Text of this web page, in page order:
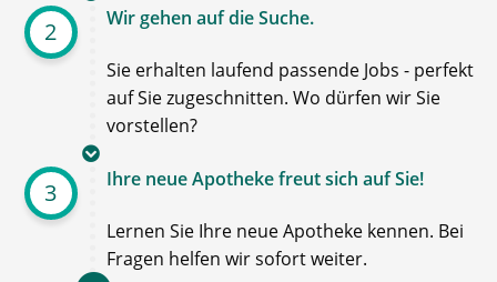
2 Wir gehen auf die Suche.
Sie erhalten laufend passende Jobs - perfekt
auf Sie zugeschnitten. Wo dürfen wir Sie
vorstellen?
3 Ihre neue Apotheke freut sich auf Sie!
Lernen Sie Ihre neue Apotheke kennen. Bei
Fragen helfen wir sofort weiter.